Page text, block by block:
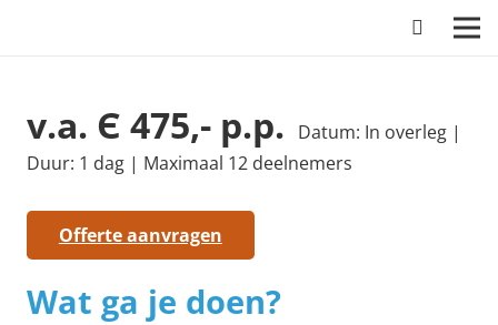
v.a. Є 475,- p.p.
Datum: In overleg |
Duur: 1 dag | Maximaal 12 deelnemers
Offerte aanvragen
Wat ga je doen?